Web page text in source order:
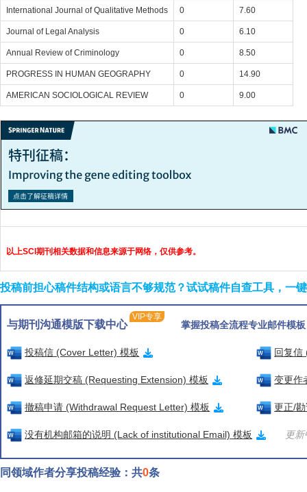
International Journal of Qualitative Methods 0 7.60
Journal of Legal Analysis 0 6.10
Annual Review of Criminology 0 8.50
PROGRESS IN HUMAN GEOGRAPHY 0 14.90
AMERICAN SOCIOLOGICAL REVIEW 0 9.00
以上SCI期刊相关数据和信息来源于网络，仅供参考。
投稿前担心稿件结构或语言不够规范？试试稿件自查工具，一
与期刊沟通模版下载中心
VIP专享
掌握投稿全流程专业邮件模
投稿信 (Cover Letter) 模板 回复信
返修延期交稿 (Requesting Extension) 模板 变更作
撤稿申请 (Withdrawal Request Letter) 模板 更正/
没有机构邮箱的说明 (Lack of institutional Email) 模板 更
同领域作者分享投稿经验：共0条